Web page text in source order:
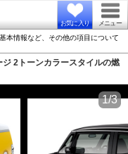
お気に入り メニュー
本情報など、その他の項目について
2トーンカラースタイルの燃
1/3